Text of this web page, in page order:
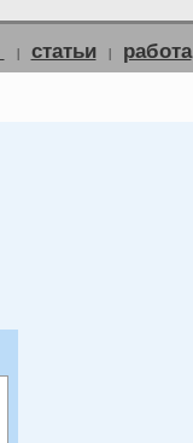
| статьи | работа